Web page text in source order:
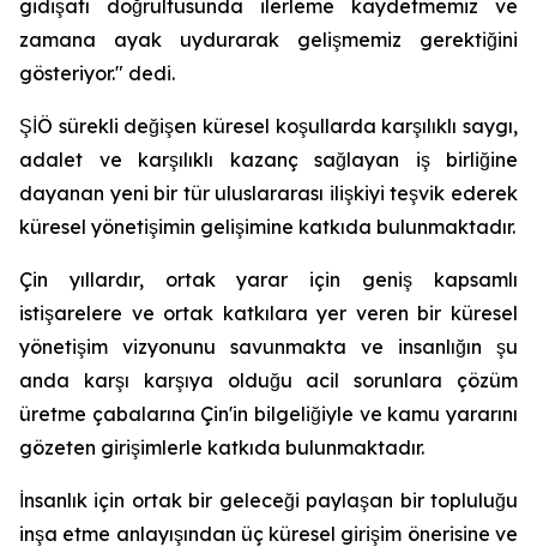
gidişatı doğrultusunda ilerleme kaydetmemiz ve
zamana ayak uydurarak gelişmemiz gerektiğini
gösteriyor." dedi.
ŞİÖ sürekli değişen küresel koşullarda karşılıklı saygı,
adalet ve karşılıklı kazanç sağlayan iş birliğine
dayanan yeni bir tür uluslararası ilişkiyi teşvik ederek
küresel yönetişimin gelişimine katkıda bulunmaktadır.
Çin yıllardır, ortak yarar için geniş kapsamlı
istişarelere ve ortak katkılara yer veren bir küresel
yönetişim vizyonunu savunmakta ve insanlığın şu
anda karşı karşıya olduğu acil sorunlara çözüm
üretme çabalarına Çin'in bilgeliğiyle ve kamu yararını
gözeten girişimlerle katkıda bulunmaktadır.
İnsanlık için ortak bir geleceği paylaşan bir topluluğu
inşa etme anlayışından üç küresel girişim önerisine ve